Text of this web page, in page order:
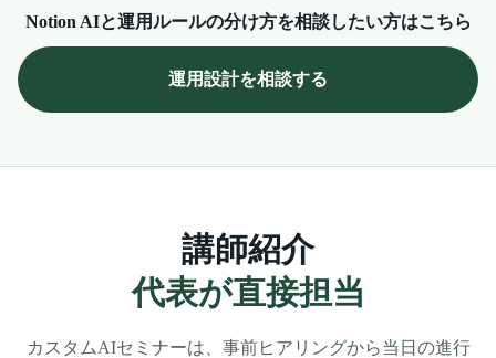
Notion AIと運用ルールの分け方を相談したい方はこちら
運用設計を相談する
講師紹介
代表が直接担当
カスタムAIセミナーは、事前ヒアリングから当日の進行